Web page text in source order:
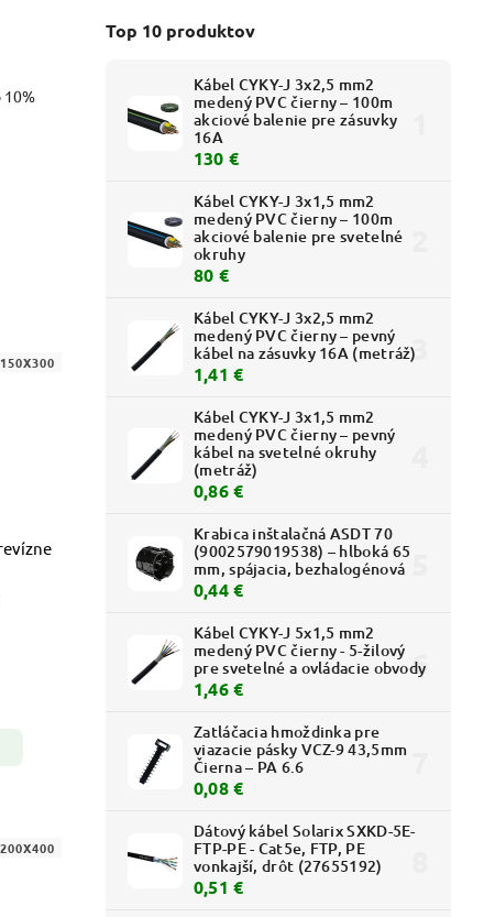
Top 10 produktov
Kábel CYKY-J 3x2,5 mm2
medený PVC čierny – 100m
akciové balenie pre zásuvky
16A
130 €
Kábel CYKY-J 3x1,5 mm2
medený PVC čierny – 100m
akciové balenie pre svetelné
okruhy
80 €
Kábel CYKY-J 3x2,5 mm2
medený PVC čierny – pevný
kábel na zásuvky 16A (metráž)
1,41 €
Kábel CYKY-J 3x1,5 mm2
medený PVC čierny – pevný
kábel na svetelné okruhy
(metráž)
0,86 €
Krabica inštalačná ASDT 70
(9002579019538) – hlboká 65
mm, spájacia, bezhalogénová
0,44 €
Kábel CYKY-J 5x1,5 mm2
medený PVC čierny - 5-žilový
pre svetelné a ovládacie obvody
1,46 €
Zatláčacia hmoždinka pre
viazacie pásky VCZ-9 43,5mm
Čierna – PA 6.6
0,08 €
Dátový kábel Solarix SXKD-5E-
FTP-PE - Cat5e, FTP, PE
vonkajší, drôt (27655192)
0,51 €
10%